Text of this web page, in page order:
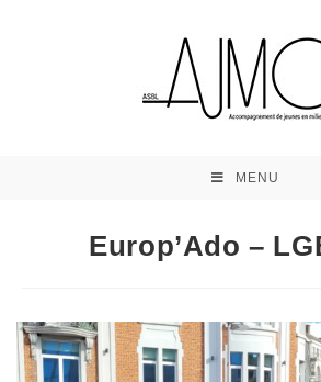
MENU
Europ’Ado –